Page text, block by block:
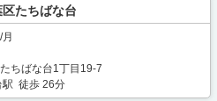
たちばな台
ちばな台1丁目19-7
駅 徒歩 26分